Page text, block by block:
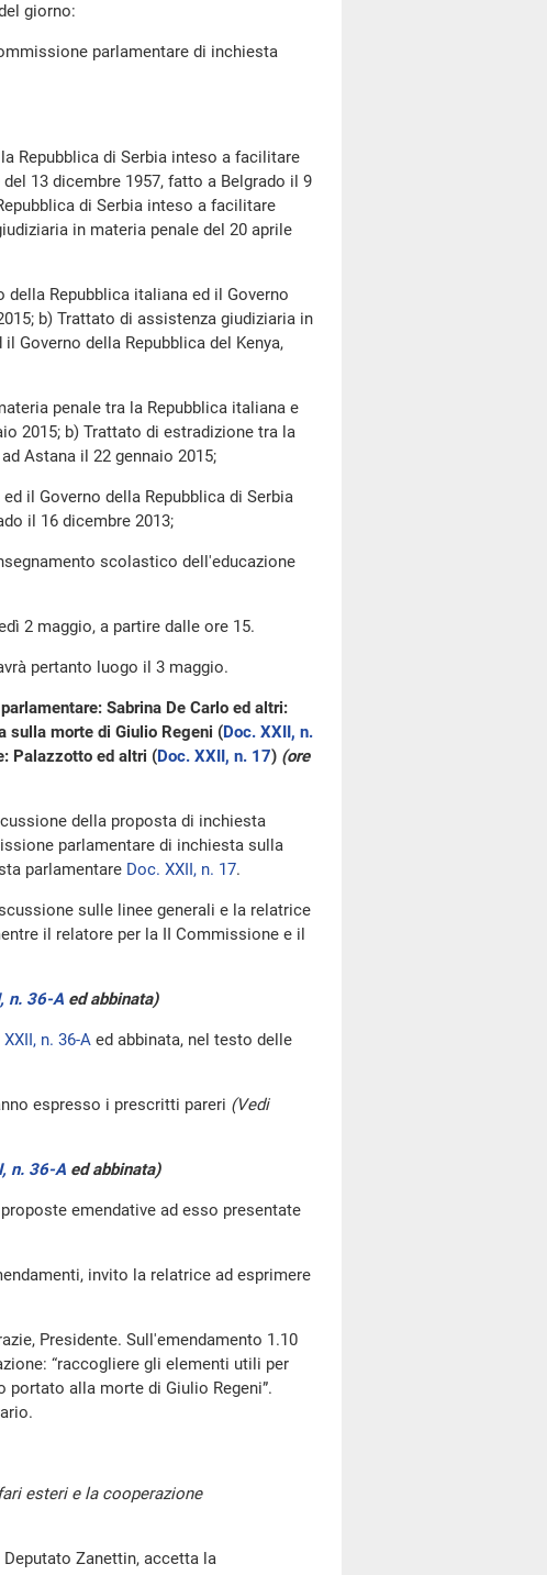
giorno:
parlamentare di inchiesta
Repubblica di Serbia inteso a facilitare
13 dicembre 1957, fatto a Belgrado il 9
di Serbia inteso a facilitare
in materia penale del 20 aprile
Repubblica italiana ed il Governo
b) Trattato di assistenza giudiziaria in
Governo della Repubblica del Kenya,
penale tra la Repubblica italiana e
2015; b) Trattato di estradizione tra la
Astana il 22 gennaio 2015;
il Governo della Repubblica di Serbia
il 16 dicembre 2013;
scolastico dell'educazione
2 maggio, a partire dalle ore 15.
pertanto luogo il 3 maggio.
Sabrina De Carlo ed altri:
sulla morte di Giulio Regeni (Doc. XXII, n.
Palazzotto ed altri (Doc. XXII, n. 17) (ore
della proposta di inchiesta
parlamentare di inchiesta sulla
parlamentare Doc. XXII, n. 17.
sulle linee generali e la relatrice
il relatore per la II Commissione e il
n. 36-A ed abbinata)
n. 36-A ed abbinata, nel testo delle
espresso i prescritti pareri (Vedi
n. 36-Aed abbinata)
emendative ad esso presentate
invito la relatrice ad esprimere
Presidente. Sull'emendamento 1.10
“raccogliere gli elementi utili per
alla morte di Giulio Regeni”.
esteri e la cooperazione
Zanettin, accetta la